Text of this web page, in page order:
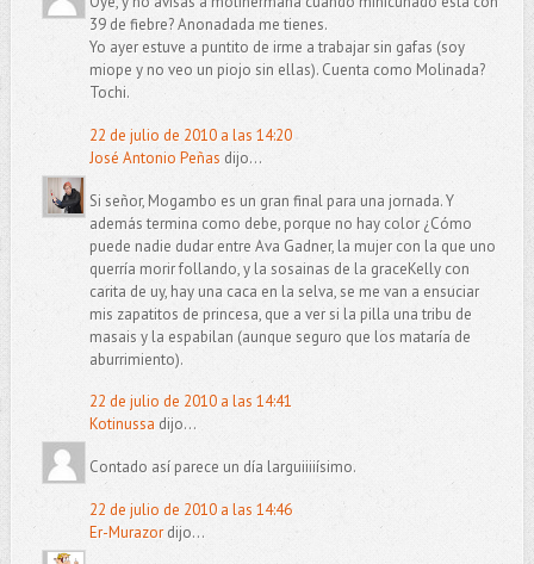
39 de fiebre? Anonadada me tienes.
Yo ayer estuve a puntito de irme a trabajar sin gafas (soy
miope y no veo un piojo sin ellas). Cuenta como Molinada?
Tochi.
22 de julio de 2010 a las 14:20
José Antonio Peñas dijo...
Si señor, Mogambo es un gran final para una jornada. Y
además termina como debe, porque no hay color ¿Cómo
puede nadie dudar entre Ava Gadner, la mujer con la que uno
querría morir follando, y la sosainas de la graceKelly con
carita de uy, hay una caca en la selva, se me van a ensuciar
mis zapatitos de princesa, que a ver si la pilla una tribu de
masais y la espabilan (aunque seguro que los mataría de
aburrimiento).
22 de julio de 2010 a las 14:41
Kotinussa dijo...
Contado así parece un día larguiiiiísimo.
22 de julio de 2010 a las 14:46
Er-Murazordijo...